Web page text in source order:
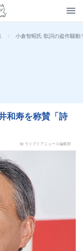
> 小倉智昭氏 歌詞の盗作騒
和寿を称賛「詩
by ライブドアニュース編集部